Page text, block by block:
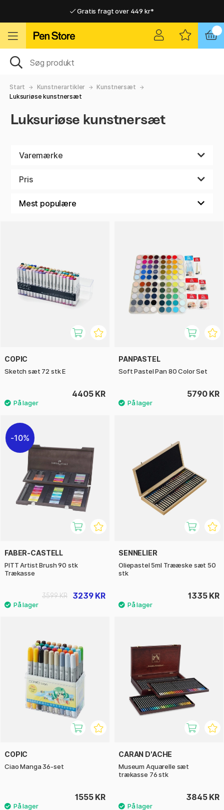
Gratis fragt over 449 kr*
Hurtigt til dør eller pakkeshop
Hurtigt til dør eller pakkeshop
Start Kunstnerartikler
Kunstnersæt
Luksuriøse kunstnersæt
Luksuriøse kunstnersæt
Varemærke
Pris
COPIC
Sketch sæt 72 stk E
4405 KR
PANPASTEL
Soft Pastel Pan 80 Color Set
5790 KR
10%
FABER-CASTELL
PITT Artist Brush 90 stk
Trækasse
3239 KR
3599 KR
SENNELIER
Oliepastel 5ml Trææske sæt 50
stk
1335 KR
COPIC
Ciao Manga 36-set
1555 KR
CARAN D'ACHE
Museum Aquarelle sæt
trækasse 76 stk
3845 KR